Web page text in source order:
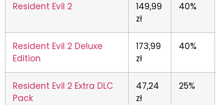
Resident Evil 2
149,99
zł
40%
Resident Evil 2 Deluxe
Edition
173,99
zł
40%
Resident Evil 2 Extra DLC
Pack
47,24
zł
25%